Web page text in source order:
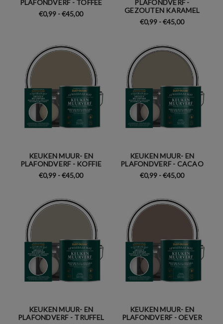
PLAFONDVERF - TOFFEE
€0,99 - €45,00
PLAFONDVERF -
GEZOUTEN KARAMEL
€0,99 - €45,00
KEUKEN MUUR- EN
PLAFONDVERF - KOFFIE
€0,99 - €45,00
KEUKEN MUUR- EN
PLAFONDVERF - CACAO
€0,99 - €45,00
KEUKEN MUUR- EN
PLAFONDVERF - TRUFFEL
KEUKEN MUUR- EN
PLAFONDVERF - OEVER